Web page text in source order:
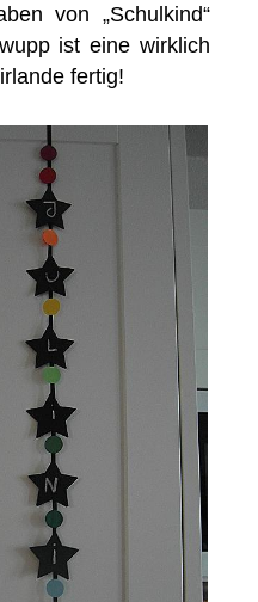
von „Schulkind“
ist eine wirklich
fertig!